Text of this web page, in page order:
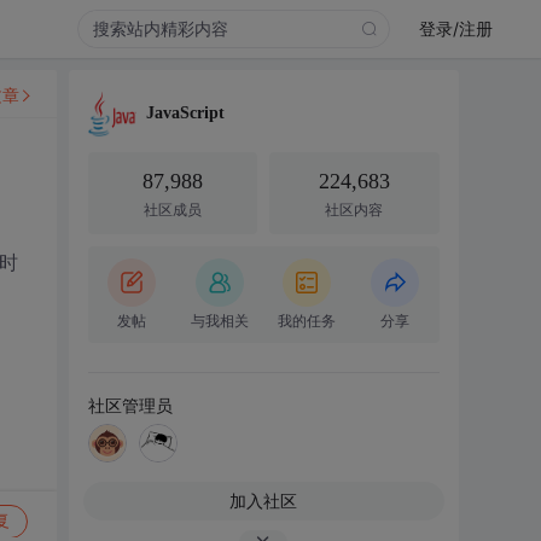
登录/注册
JavaScript
87,988
社区成员
224,683
社区内容
发帖 与我相关 我的任务 分享
社区管理员
加入社区